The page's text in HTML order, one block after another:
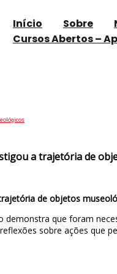
Início Sobre
Cursos Abertos –
a trajetória de
de objetos
que foram
sobre ações que